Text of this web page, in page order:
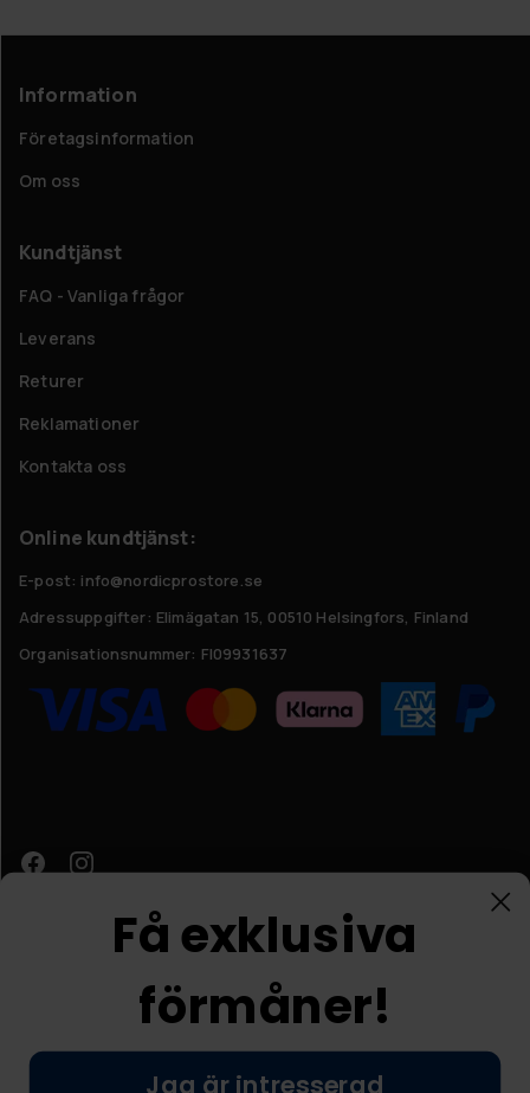
Information
Företagsinformation
Om oss
Kundtjänst
FAQ - Vanliga frågor
Leverans
Returer
Reklamationer
Kontakta oss
Online kundtjänst:
E-post: info@nordicprostore.se
Adressuppgifter: Elimägatan 15, 00510 Helsingfors, Finland
Organisationsnummer: FI09931637
© Nordic Prostore 2026
Få exklusiva
förmåner!
Jag är intresserad